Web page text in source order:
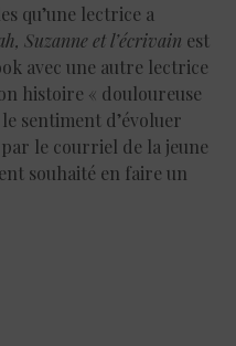
qu’une lectrice a
Suzanne et l’écrivain est
avec une autre lectrice
histoire « douloureuse
sentiment d’évoluer
par le courriel de la jeune
souhaité en faire un